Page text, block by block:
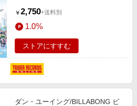
￥ 2,750+送料別
1.0%
ストアにすすむ
ダン・ユーイング/BILLABONG ビ